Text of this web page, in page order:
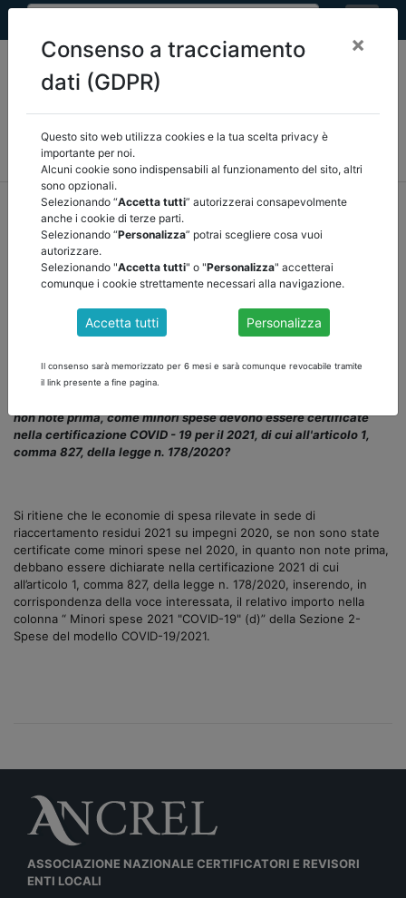
MEF FINANZA LOCALE/OSSERVATORIO
NORMATIVA
CORTE DEI CONTI E GIURISPRUDENZA
home documenti pubblici mef/torna indietro
DOCUMENTI PUBBLICI
FAQ 45 CERTIFICAZIONE COVID 21
2021 e dovute all'emergenza epidemiologica da COVID-19 su
impegni 2020, se non sono state certificate nel 2020 ai sensi
non note prima, come minori spese devono essere certificate
nella certificazione COVID - 19 per il 2021, di cui all'articolo 1,
comma 827, della legge n. 178/2020?
Si ritiene che le economie di spesa rilevate in sede di
riaccertamento residui 2021 su impegni 2020, se non sono state
certificate come minori spese nel 2020, in quanto non note prima,
debbano essere dichiarate nella certificazione 2021 di cui
all’articolo 1, comma 827, della legge n. 178/2020, inserendo, in
corrispondenza della voce interessata, il relativo importo nella
colonna “ Minori spese 2021 "COVID-19" (d)” della Sezione 2-
Spese del modello COVID-19/2021.
ASSOCIAZIONE NAZIONALE CERTIFICATORI E REVISORI
ENTI LOCALI
Consenso a tracciamento
dati (GDPR)
×
Questo sito web utilizza cookies e la tua scelta privacy è
importante per noi.
Alcuni cookie sono indispensabili al funzionamento del sito, altri
sono opzionali.
Selezionando “Accetta tutti” autorizzerai consapevolmente
anche i cookie di terze parti.
Selezionando “Personalizza” potrai scegliere cosa vuoi
autorizzare.
Selezionando "Accetta tutti" o "Personalizza" accetterai
comunque i cookie strettamente necessari alla navigazione.
Accetta tutti Personalizza
Il consenso sarà memorizzato per 6 mesi e sarà comunque revocabile tramite
il link presente a fine pagina.